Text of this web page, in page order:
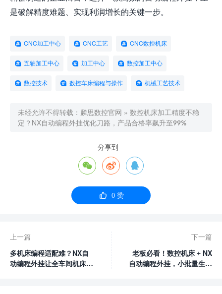
是破解精度难题、实现利润增长的关键一步。
CNC加工中心 CNC工艺 CNC数控机床
五轴加工中心 加工中心 数控加工中心
数控技术 数控车床编程与操作 机械工艺技术
未经允许不得转载： 麟思数控官网 » 数控机床加工精度不稳
定？NX自动编程外挂优化刀路，产品合格率飙升至99%
分享到
  
 0赞
上一篇
多机床编程适配难？NX自
动编程外挂让全车间机床高
下一篇
老板必看！数控机床 + NX
自动编程外挂，小批量生产